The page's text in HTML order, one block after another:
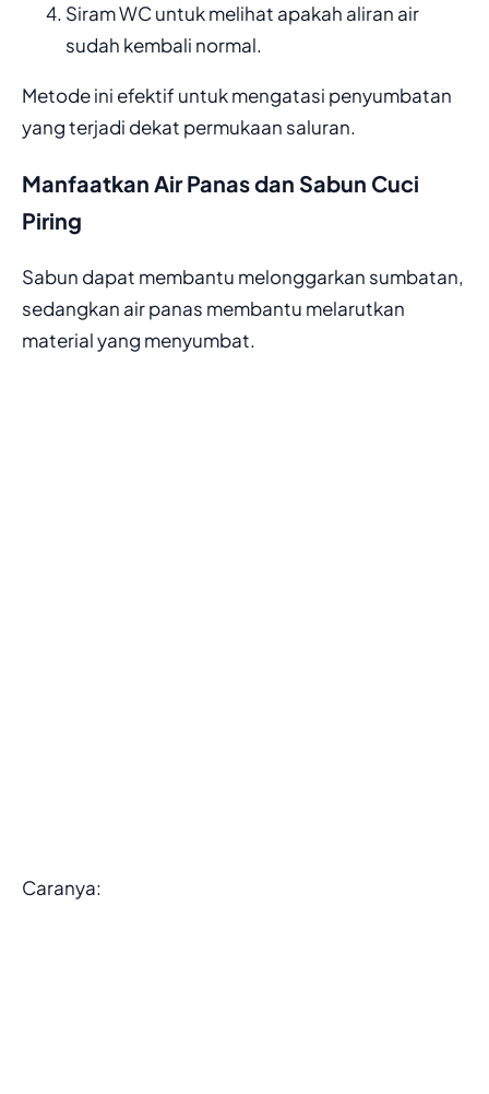
Siram WC untuk melihat apakah aliran air
sudah kembali normal.
Metode ini efektif untuk mengatasi penyumbatan
yang terjadi dekat permukaan saluran.
Manfaatkan Air Panas dan Sabun Cuci
Piring
Sabun dapat membantu melonggarkan sumbatan,
sedangkan air panas membantu melarutkan
material yang menyumbat.
Caranya: